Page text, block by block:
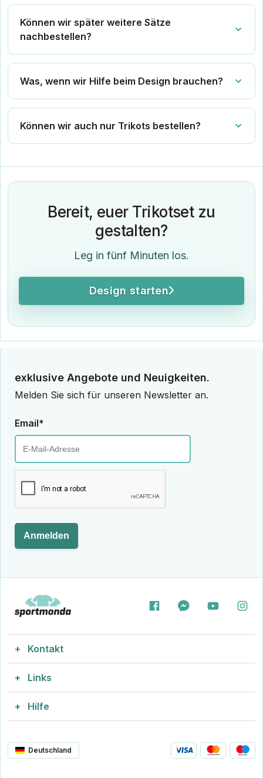
Können wir später weitere Sätze
nachbestellen?
Was, wenn wir Hilfe beim Design brauchen?
Können wir auch nur Trikots bestellen?
Bereit, euer Trikotset zu
gestalten?
Leg in fünf Minuten los.
Design starten
exklusive Angebote und Neuigkeiten.
Melden Sie sich für unseren Newsletter an.
Email*
Anmelden
Kontakt
Wir reagieren schnell
Engager 2-4, 2605
Links
Fußball Trikotsatz
Fußballtrikots mit Beflockung
Hilfe
Deutschland